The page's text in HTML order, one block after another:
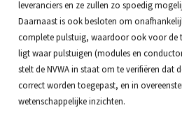
leveranciers en ze zullen zo spoedig
Daarnaast is ook besloten om
complete pulstuig, waardoor ook voor de
ligt waar pulstuigen (modules en
stelt de NVWA in staat om te verifiëren dat
correct worden toegepast, en in
wetenschappelijke inzichten.